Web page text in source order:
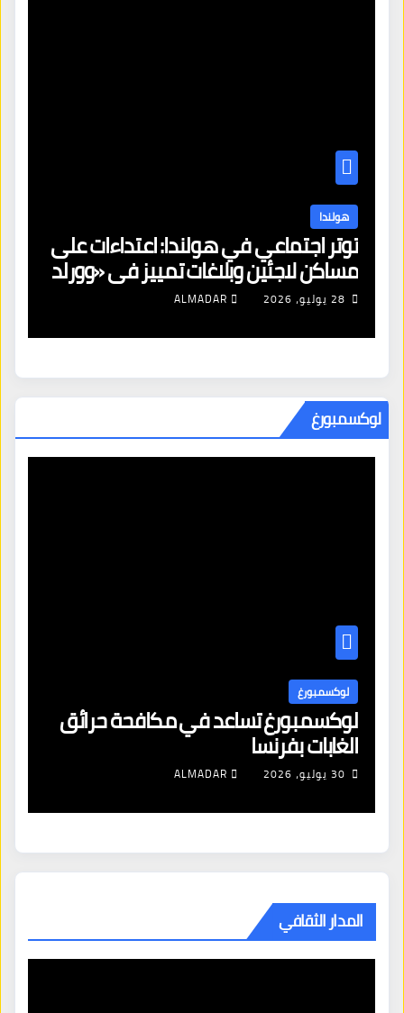
هولندا
توتر اجتماعي في هولندا: اعتداءات على
مساكن لاجئين وبلاغات تمييز في «وورلد
برايد»
28 يوليو، 2026 ALMADAR
لوكسمبورغ
لوكسمبورغ
لوكسمبورغ تساعد في مكافحة حرائق
الغابات بفرنسا
30 يوليو، 2026 ALMADAR
المدار الثقافي